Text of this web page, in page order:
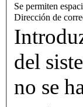
Se permiten
Dirección de
del
no se